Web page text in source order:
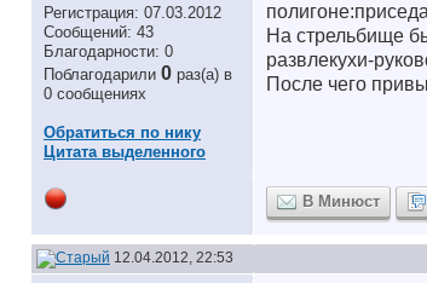
Регистрация: 07.03.2012
Сообщений: 43
Благодарности: 0
Поблагодарили 0 раз(а) в
0 сообщениях
Обратиться по нику
Цитата выделенного
На стрельбище
развлекухи-
После чего
В Минюст
12.04.2012, 22:53